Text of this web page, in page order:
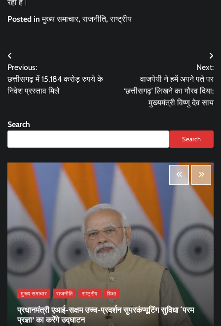
रहा है।
Posted inमुख्य समाचार,राजनीति,राष्ट्रीय
Post
navigation
Previous:
छत्तीसगढ़ में 15,184 करोड़ रुपये के
निवेश प्रस्ताव मिले
Next:
वाजपेयी ने हमें अपने पते पर
‘छत्तीसगढ़’ लिखने का गौरव दिया:
मुख्यमंत्री विष्णु देव साय
Search
Search
मुख्य समाचार राजनीति राष्ट्रीय शिक्षा
प्रधानमंत्री एआई-सक्षम उच्च-प्रदर्शन सुपरकंप्यूटिंग सुविधा ‘परम
प्रज्ञा’ का करेंगे उद्घाटन